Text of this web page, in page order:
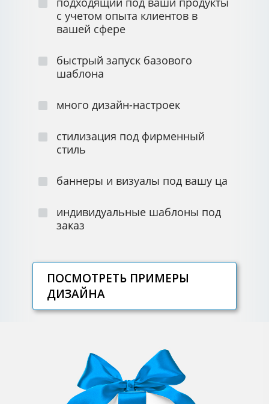
с учетом опыта клиентов в
вашей сфере
быстрый запуск базового
шаблона
много дизайн-настроек
стилизация под фирменный
стиль
баннеры и визуалы под вашу ца
индивидуальные шаблоны под
заказ
ПОСМОТРЕТЬ ПРИМЕРЫ
ДИЗАЙНА